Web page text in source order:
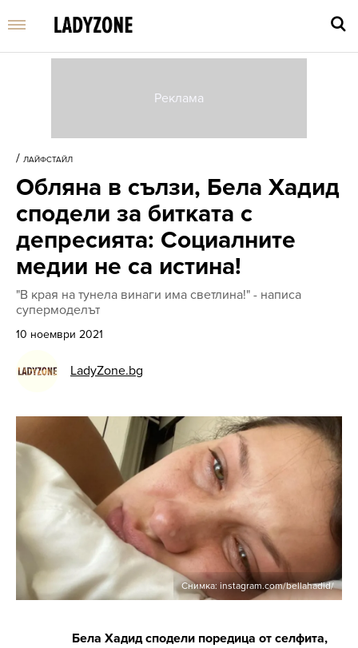
и
/ ЛАЙФСТАЙЛ
Обляна в сълзи, Бела Хадид
сподели за битката с
депресията: Социалните
медии не са истина!
"В края на тунела винаги има светлина!" - написа
супермоделът
10 ноември 2021
LadyZone.bg
Снимка: instagram.com/bellahadid/
Бела Хадид сподели поредица от селфита,